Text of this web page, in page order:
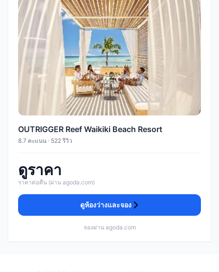
OUTRIGGER Reef Waikiki Beach Resort
8.7 คะแนน · 522 รีวิว
ดูราคา
ราคาต่อคืน (ผ่าน agoda.com)
ดูห้องว่างและจอง
จองผ่าน agoda.com